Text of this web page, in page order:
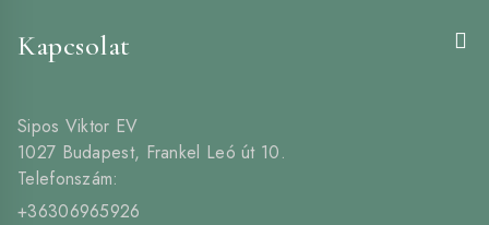
LÁBTARTÁST
MOZGÁST
Kapcsolat
Sipos Viktor EV
1027 Budapest, Frankel Leó út 10.
Telefonszám:
+36306965926